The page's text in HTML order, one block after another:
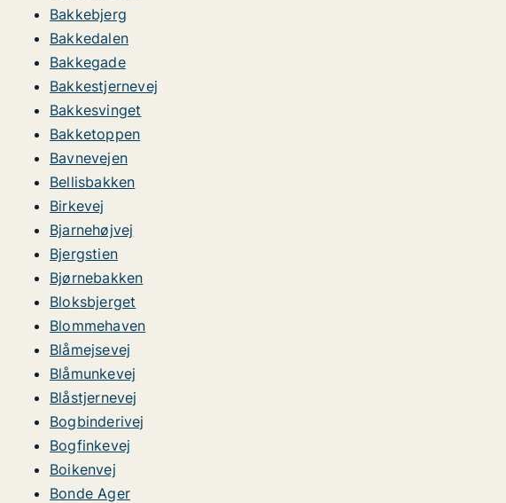
Bakkebjerg
Bakkedalen
Bakkegade
Bakkestjernevej
Bakkesvinget
Bakketoppen
Bavnevejen
Bellisbakken
Birkevej
Bjarnehøjvej
Bjergstien
Bjørnebakken
Bloksbjerget
Blommehaven
Blåmejsevej
Blåmunkevej
Blåstjernevej
Bogbinderivej
Bogfinkevej
Boikenvej
Bonde Ager